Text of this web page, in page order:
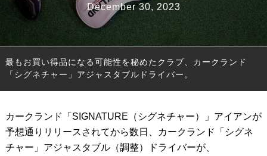
December 30, 2023
最もお買い得品になる可能性を秘めたクラブ、カークランド
「シグネチャー」アジャスタブルドライバー。
カークランド「SIGNATURE（シグネチャー）」アイアンが
予想通りリリースされてから数日、カークランド「シグネ
チャー」アジャスタブル（調整）ドライバーが、
REVIEWS 製品レビュー
DRIVERS ドライバー
FAIRWAY WOODS フェアウェイウッド
HYBRIDS ハイブリッド
IRONS アイアン
WEDGES ウェッジ